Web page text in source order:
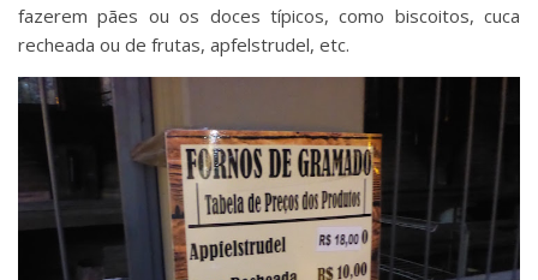
fazerem pães ou os doces típicos, como biscoitos, cuca
recheada ou de frutas, apfelstrudel, etc.